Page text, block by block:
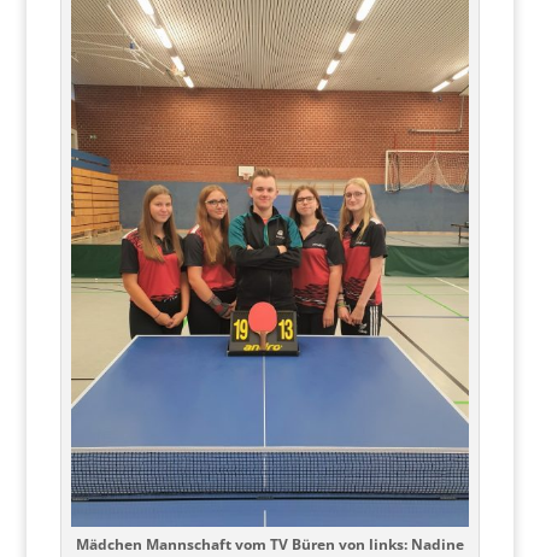
Mädchen Mannschaft vom TV Büren von links: Nadine